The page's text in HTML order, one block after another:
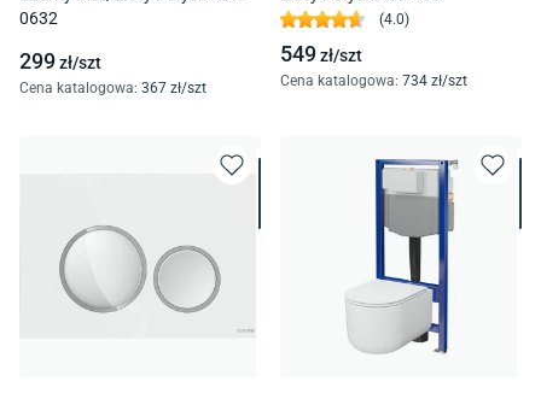
0632
299zł/szt
Cena katalogowa: 367 zł/szt
(4.0)
549zł/szt
Cena katalogowa: 734 zł/szt